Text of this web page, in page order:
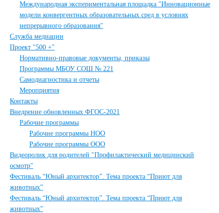
Международная экспериментальная площадка "Инновационные
модели конвергентных образовательных сред в условиях
непрерывного образования"
Служба медиации
Проект "500 +"
Нормативно-правовые документы, приказы
Программы МБОУ СОШ № 221
Самодиагностика и отчеты
Мероприятия
Контакты
Внедрение обновленных ФГОС-2021
Рабочие программы
Рабочие программы НОО
Рабочие программы ООО
Видеоролик для родителей "Профилактический медицинский
осмотр"
Фестиваль “Юный архитектор”. Тема проекта “Приют для
животных”
Фестиваль “Юный архитектор”. Тема проекта “Приют для
животных”